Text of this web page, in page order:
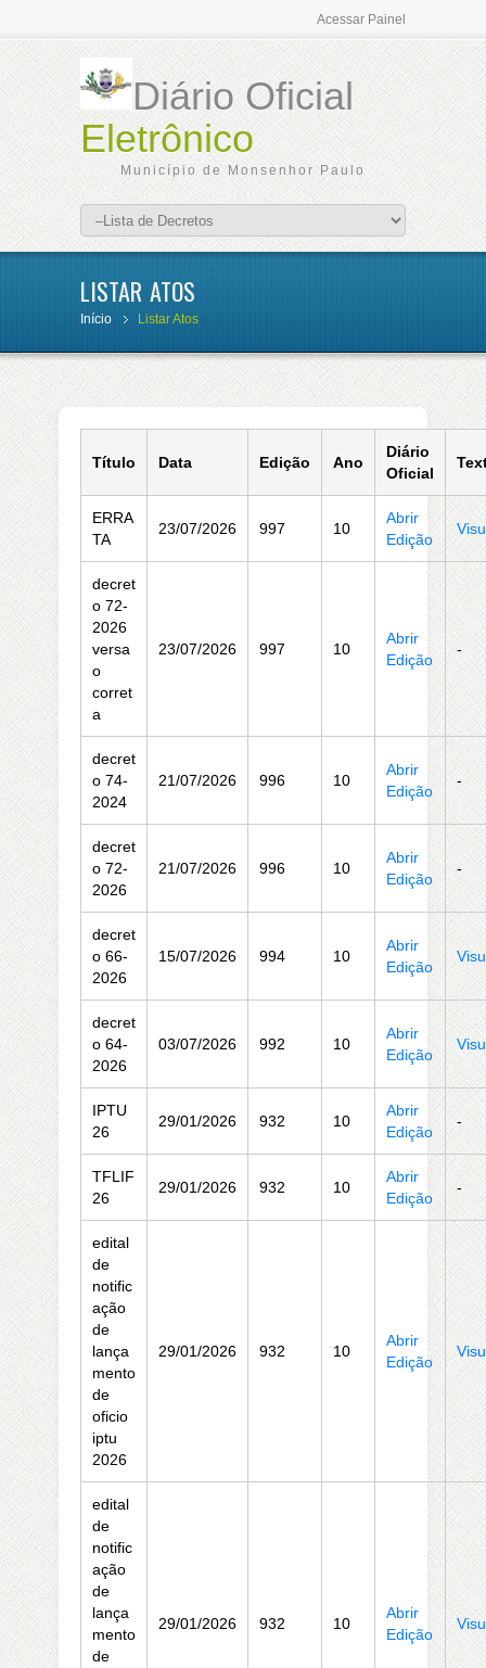
Acessar Painel
Diário Oficial
Eletrônico
Município de Monsenhor Paulo
LISTAR ATOS
Início Listar Atos
Título Data Edição Ano
Diário
Oficial
ERRA
TA
23/07/2026 997 10
Abrir
Edição
decret
o 72-
2026
versa
o
corret
a
23/07/2026 997 10
Abrir
Edição
-
decret
o 74-
2024
21/07/2026 996 10
Abrir
Edição
-
decret
o 72-
2026
21/07/2026 996 10
Abrir
Edição
-
decret
o 66-
2026
15/07/2026 994 10
Abrir
Edição
decret
o 64-
2026
03/07/2026 992 10
Abrir
Edição
IPTU
26
29/01/2026 932 10
Abrir
Edição
-
TFLIF
26
29/01/2026 932 10
Abrir
Edição
-
edital
de
notific
ação
de
lança
mento
de
oficio
iptu
2026
29/01/2026 932 10
Abrir
Edição
edital
de
notific
ação
de
lança
mento
de
29/01/2026 932 10
Abrir
Edição